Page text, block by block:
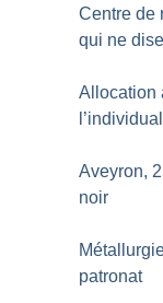
Centre de
qui ne
Allocation
Aveyron,
noir
patronat